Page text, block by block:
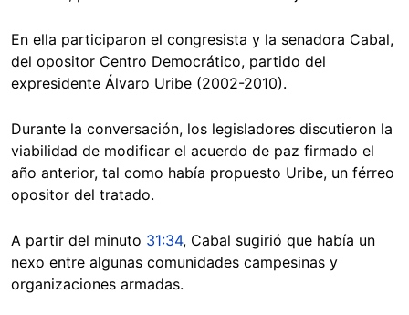
En ella participaron el congresista y la senadora Cabal,
del opositor Centro Democrático, partido del
expresidente Álvaro Uribe (2002-2010).
Durante la conversación, los legisladores discutieron la
viabilidad de modificar el acuerdo de paz firmado el
año anterior, tal como había propuesto Uribe, un férreo
opositor del tratado.
A partir del minuto 31:34, Cabal sugirió que había un
nexo entre algunas comunidades campesinas y
organizaciones armadas.